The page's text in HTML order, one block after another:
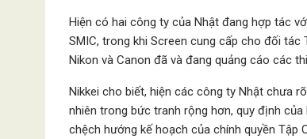
Hiện có hai công ty của Nhật đang hợp tác
SMIC, trong khi Screen cung cấp cho đối
Nikon và Canon đã và đang quảng cáo các
Nikkei cho biết, hiện các công ty Nhật chưa
nhiên trong bức tranh rộng hơn, quy định
chệch hướng kế hoạch của chính quyền Tập